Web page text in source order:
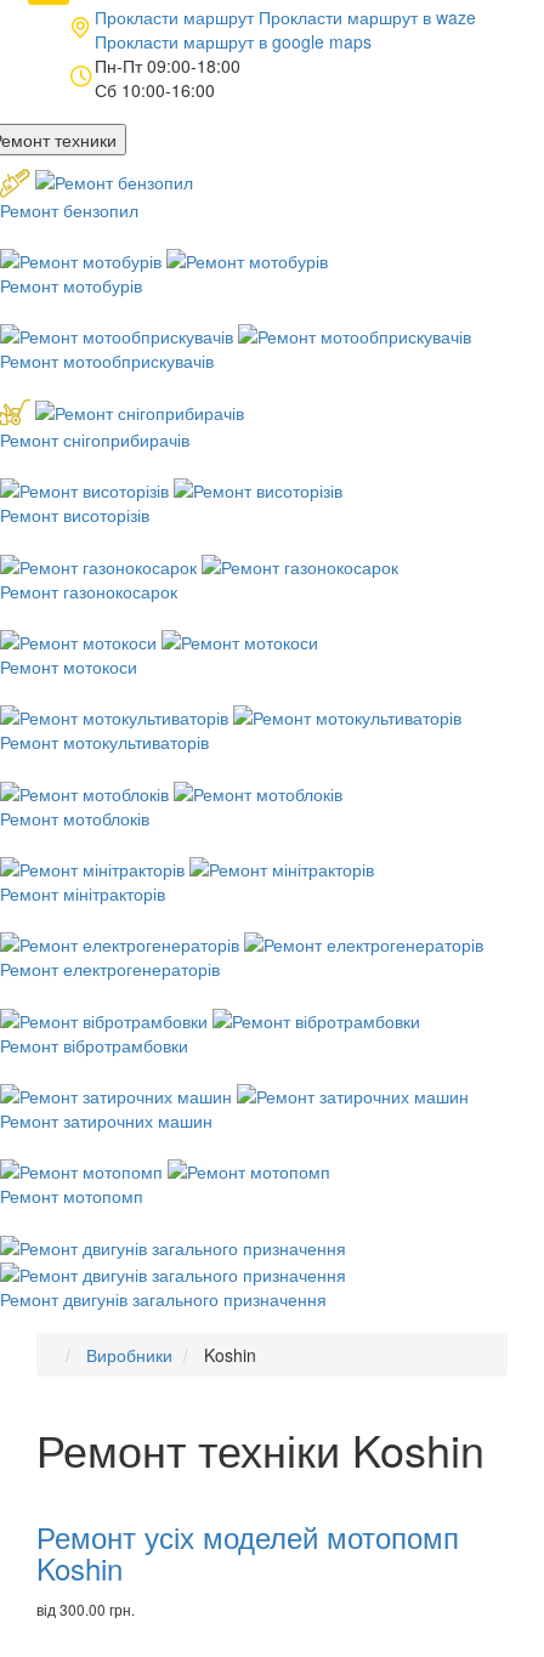
Прокласти маршрут Прокласти маршрут в waze
Прокласти маршрут в google maps
Пн-Пт 09:00-18:00
Сб 10:00-16:00
техники
Ремонт бензопил
Ремонт мотобурів
Ремонт мотообприскувачів
Ремонт снігоприбирачів
Ремонт висоторізів
Ремонт газонокосарок
Ремонт мотокоси
Ремонт мотокультиваторів
Ремонт мотоблоків
Ремонт мінітракторів
Ремонт електрогенераторів
Ремонт вібротрамбовки
Ремонт затирочних машин
Ремонт мотопомп
Ремонт двигунів загального призначення
Виробники Koshin
Ремонт техніки Koshin
товари
Ремонт усіх моделей мотопомп
Koshin
від 300.00 грн.